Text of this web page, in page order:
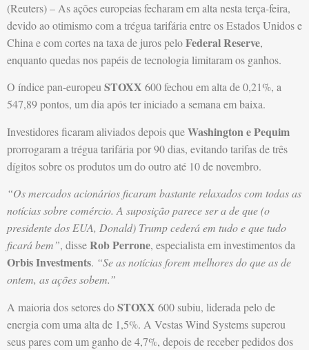
(Reuters) – As ações europeias fecharam em alta nesta terça-feira,
devido ao otimismo com a trégua tarifária entre os Estados Unidos e
China e com cortes na taxa de juros peloFederal Reserve,
enquanto quedas nos papéis de tecnologia limitaram os ganhos.
O índice pan-europeuSTOXX 600 fechou em alta de 0,21%, a
547,89 pontos, um dia após ter iniciado a semana em baixa.
Investidores ficaram aliviados depois queWashington e Pequim
prorrogaram a trégua tarifária por 90 dias, evitando tarifas de três
dígitos sobre os produtos um do outro até 10 de novembro.
“Os mercados acionários ficaram bastante relaxados com todas as
notícias sobre comércio. A suposição parece ser a de que (o
presidente dos EUA, Donald) Trump cederá em tudo e que tudo
ficará bem”, disseRob Perrone, especialista em investimentos da
Orbis Investments. “Se as notícias forem melhores do que as de
ontem, as ações sobem.”
A maioria dos setores doSTOXX 600 subiu, liderada pelo de
energia com uma alta de 1,5%. A Vestas Wind Systems superou
seus pares com um ganho de 4,7%, depois de receber pedidos dos